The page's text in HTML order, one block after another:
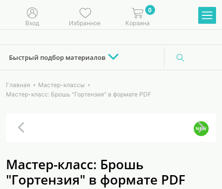
Вход Избранное
0
Корзина
Быстрый подбор материалов
Главная
Мастер-классы
Мастер-класс: Брошь "Гортензия" в формате PDF
Мастер-класс: Брошь
"Гортензия" в формате PDF